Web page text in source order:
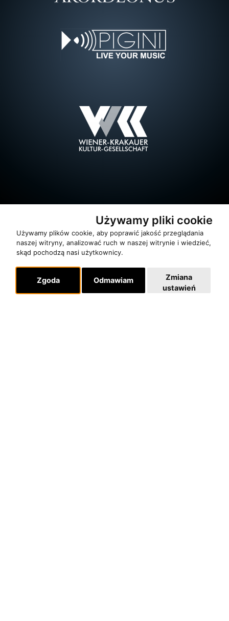
Używamy pliki cookie
Używamy plików cookie, aby poprawić jakość przeglądania
naszej witryny, analizować ruch w naszej witrynie i wiedzieć,
skąd pochodzą nasi użytkownicy.
Zgoda Odmawiam
Zmiana
ustawień
O zespole
MUZYKA I NUTY